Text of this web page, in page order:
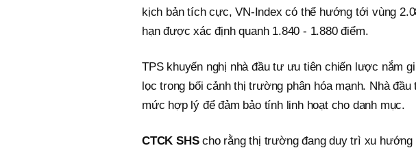
kịch bản tích cực, VN-Index có thể hướng tới vùng
hạn được xác định quanh 1.840 - 1.880 điểm.
TPS khuyến nghị nhà đầu tư ưu tiên chiến lược nắm
lọc trong bối cảnh thị trường phân hóa mạnh. Nhà
mức hợp lý để đảm bảo tính linh hoạt cho danh mục.
CTCK SHScho rằng thị trường đang duy trì xu